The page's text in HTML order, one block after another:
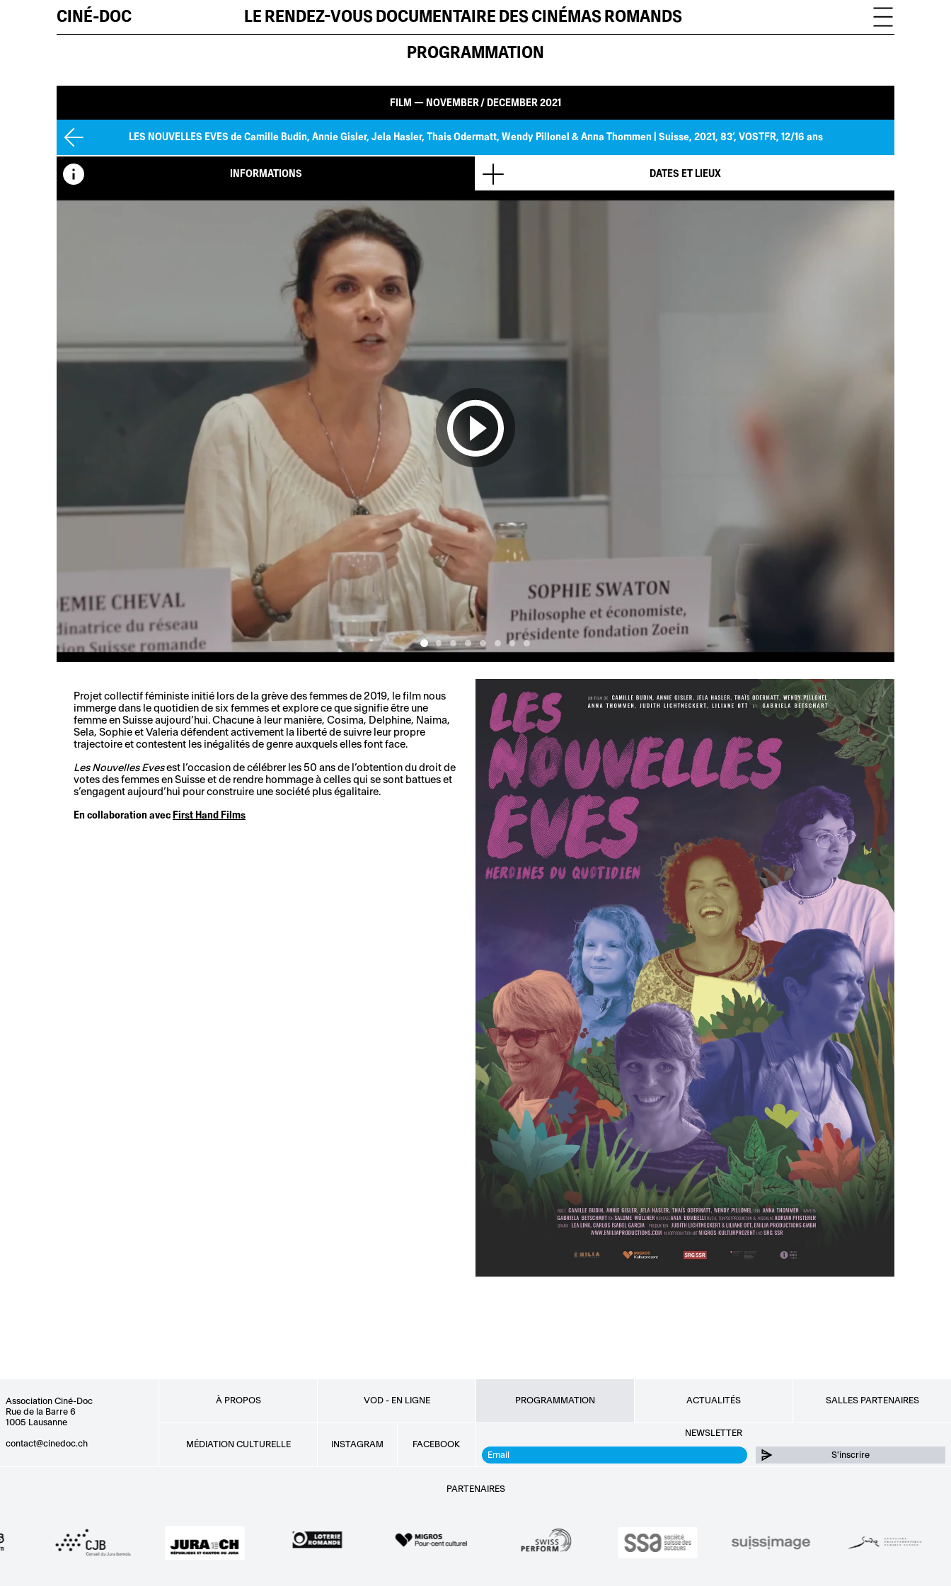
CINÉ-DOC LE RENDEZ-VOUS DOCUMENTAIRE DES CINÉMAS ROMANDS
PROGRAMMATION
FILM — NOVEMBER / DECEMBER 2021
LES NOUVELLES EVES de Camille Budin, Annie Gisler, Jela Hasler, Thais Odermatt, Wendy Pillonel & Anna Thommen | Suisse, 2021, 83’, VOSTFR, 12/16 ans
INFORMATIONS DATES ET LIEUX
Projet collectif féministe initié lors de la grève des femmes de 2019, le film nous
immerge dans le quotidien de six femmes et explore ce que signifie être une
femme en Suisse aujourd’hui. Chacune à leur manière, Cosima, Delphine, Naima,
Sela, Sophie et Valeria défendent activement la liberté de suivre leur propre
trajectoire et contestent les inégalités de genre auxquels elles font face.
Les Nouvelles Evesest l’occasion de célébrer les 50 ans de l’obtention du droit de
votes des femmes en Suisse et de rendre hommage à celles qui se sont battues et
s’engagent aujourd’hui pour construire une société plus égalitaire.
En collaboration avec First Hand Films
Association Ciné-Doc
Rue de la Barre 6
1005 Lausanne
contact@cinedoc.ch
À PROPOS VOD - EN LIGNE PROGRAMMATION ACTUALITÉS SALLES PARTENAIRES
MÉDIATION CULTURELLE INSTAGRAM FACEBOOK
NEWSLETTER
PARTENAIRES